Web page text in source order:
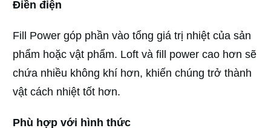
Điền điện
Fill Power góp phần vào tổng giá trị nhiệt của sản
phẩm hoặc vật phẩm. Loft và fill power cao hơn sẽ
chứa nhiều không khí hơn, khiến chúng trở thành
vật cách nhiệt tốt hơn.
Phù hợp với hình thức